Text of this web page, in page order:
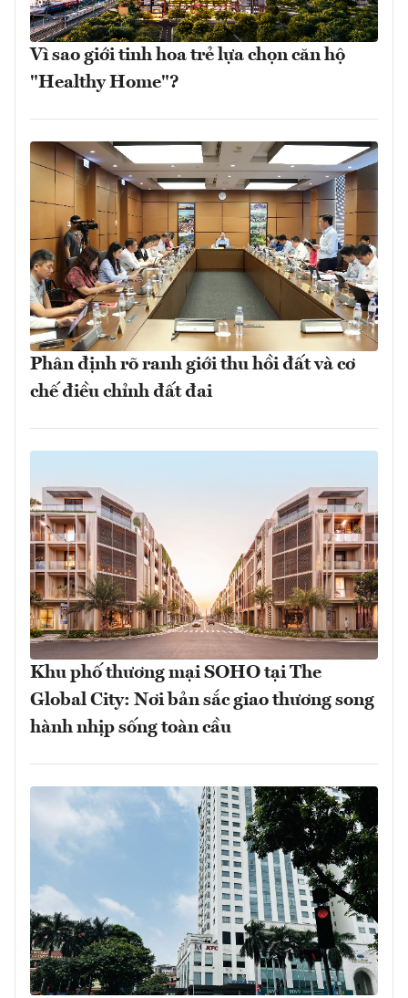
Vì sao giới tinh hoa trẻ lựa chọn căn hộ
"Healthy Home"?
Phân định rõ ranh giới thu hồi đất và cơ
chế điều chỉnh đất đai
Khu phố thương mại SOHO tại The
Global City: Nơi bản sắc giao thương song
hành nhịp sống toàn cầu